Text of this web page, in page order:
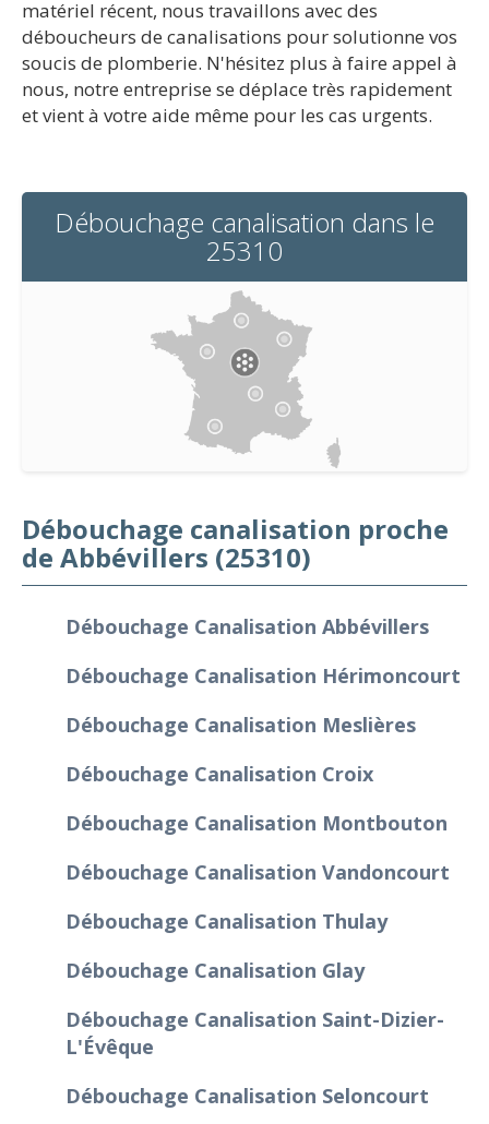
matériel récent, nous travaillons avec des
déboucheurs de canalisations pour solutionne vos
soucis de plomberie. N'hésitez plus à faire appel à
nous, notre entreprise se déplace très rapidement
et vient à votre aide même pour les cas urgents.
Débouchage canalisation dans le
25310
Débouchage canalisation proche
de Abbévillers (25310)
Débouchage Canalisation Abbévillers
Débouchage Canalisation Hérimoncourt
Débouchage Canalisation Meslières
Débouchage Canalisation Croix
Débouchage Canalisation Montbouton
Débouchage Canalisation Vandoncourt
Débouchage Canalisation Thulay
Débouchage Canalisation Glay
Débouchage Canalisation Saint-Dizier-
L'Évêque
Débouchage Canalisation Seloncourt